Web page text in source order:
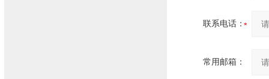
联系电话：
常用邮箱：